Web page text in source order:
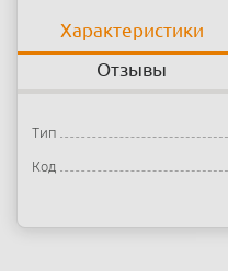
Характеристики
Отзывы
Тип
Код